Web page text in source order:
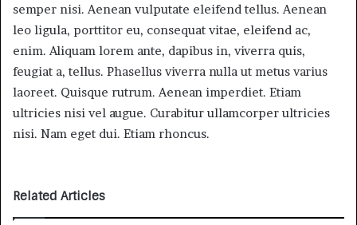
semper nisi. Aenean vulputate eleifend tellus. Aenean
leo ligula, porttitor eu, consequat vitae, eleifend ac,
enim. Aliquam lorem ante, dapibus in, viverra quis,
feugiat a, tellus. Phasellus viverra nulla ut metus varius
laoreet. Quisque rutrum. Aenean imperdiet. Etiam
ultricies nisi vel augue. Curabitur ullamcorper ultricies
nisi. Nam eget dui. Etiam rhoncus.
Related Articles